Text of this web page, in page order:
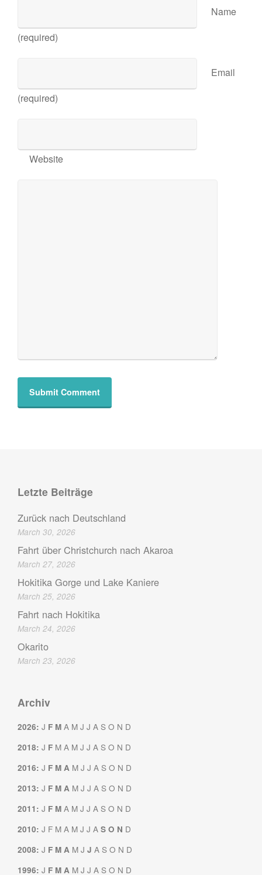
Name
(required)
Email
(required)
Website
Letzte Beiträge
Zurück nach Deutschland
March 30, 2026
Fahrt über Christchurch nach Akaroa
March 27, 2026
Hokitika Gorge und Lake Kaniere
March 25, 2026
Fahrt nach Hokitika
March 24, 2026
Okarito
March 23, 2026
Archiv
2026: J F M A M J J A S O N D
2018: J F M A M J J A S O N D
2016: J F M A M J J A S O N D
2013: J F M A M J J A S O N D
2011 : J F M A M J J A S O N D
2010: J F M A M J J A S O N D
2008: J F M A M J J A S O N D
1996: J F M A M J J A S O N D